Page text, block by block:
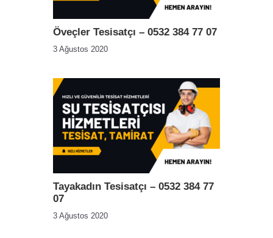
Öveçler Tesisatçı – 0532 384 77 07
3 Ağustos 2020
Tayakadın Tesisatçı – 0532 384 77
07
3 Ağustos 2020